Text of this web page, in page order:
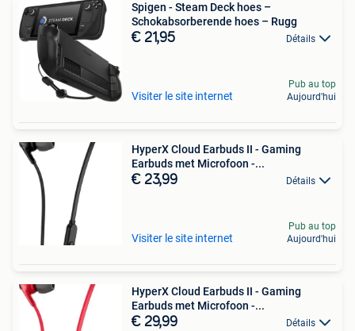
Spigen - Steam Deck hoes –
Schokabsorberende hoes – Rugg
€ 21,95 Détails
Visiter le site internet
Pub au top
Aujourd'hui
HyperX Cloud Earbuds II - Gaming
Earbuds met Microfoon -...
€ 23,99 Détails
Visiter le site internet
Pub au top
Aujourd'hui
HyperX Cloud Earbuds II - Gaming
Earbuds met Microfoon -...
€ 29,99 Détails